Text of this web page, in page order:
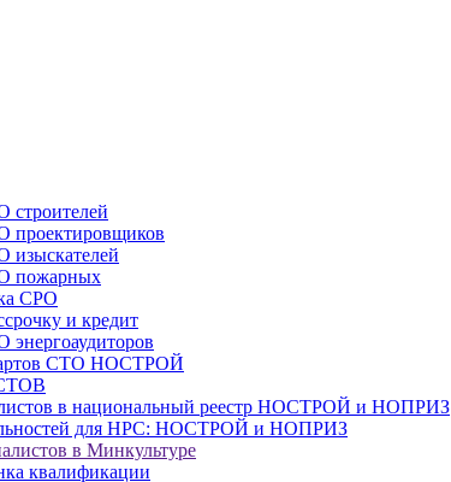
строителей
проектировщиков
изыскателей
пожарных
СРО
и кредит
СТО НОСТРОЙ
в национальный реестр НОСТРОЙ и НОПРИЗ
для НРС: НОСТРОЙ и НОПРИЗ
в Минкультуре
квалификации